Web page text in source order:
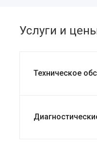
Услуги и
Техническое